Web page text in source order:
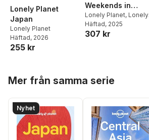
Lonely Planet
Japan
Lonely Planet
Häftad, 2026
255 kr
Weekends in
Europe
Lonely Planet, Lonely
Planet
Häftad, 2025
307 kr
Mer från samma serie
Nyhet